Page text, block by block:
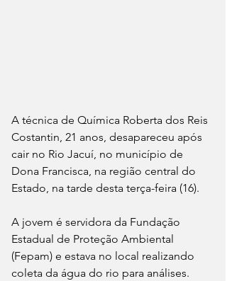
A técnica de Química Roberta dos Reis
Costantin, 21 anos, desapareceu após
cair no Rio Jacuí, no município de
Dona Francisca, na região central do
Estado, na tarde desta terça-feira (16).
A jovem é servidora da Fundação
Estadual de Proteção Ambiental
(Fepam) e estava no local realizando
coleta da água do rio para análises.